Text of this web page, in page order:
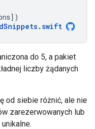
])
.swift
do 5, a pakiet
liczby żądanych
od siebie różnić, ale nie
zarezerwowanych lub